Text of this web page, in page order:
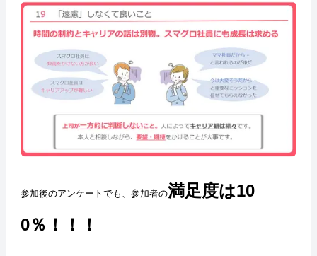
参加後のアンケートでも、参加者の満足度は10
0％！！！